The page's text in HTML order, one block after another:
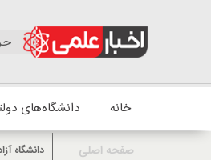
خانه دانشگاه‌های
صفحه اصلی دانشگاه